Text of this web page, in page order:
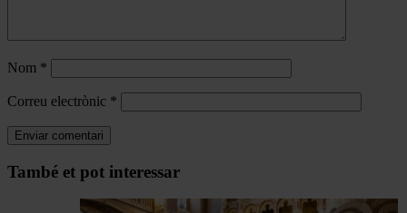
Nom *
Correu electrònic *
Navegar
També et pot interessar